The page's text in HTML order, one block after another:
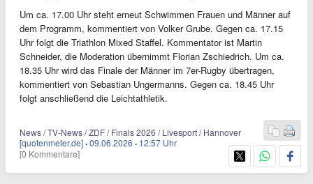
Um ca. 17.00 Uhr steht erneut Schwimmen Frauen und Männer auf
dem Programm, kommentiert von Volker Grube. Gegen ca. 17.15
Uhr folgt die Triathlon Mixed Staffel. Kommentator ist Martin
Schneider, die Moderation übernimmt Florian Zschiedrich. Um ca.
18.35 Uhr wird das Finale der Männer im 7er-Rugby übertragen,
kommentiert von Sebastian Ungermanns. Gegen ca. 18.45 Uhr
folgt anschließend die Leichtathletik.
News / TV-News / ZDF / Finals 2026 / Livesport / Hannover
[quotenmeter.de] ·09.06.2026 · 12:57 Uhr
[0 Kommentare]